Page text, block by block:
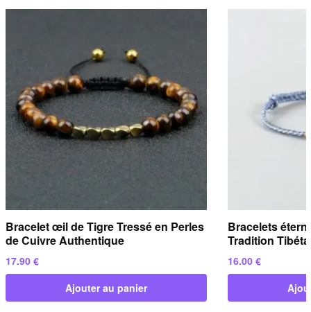
Bracelet œil de Tigre Tressé en Perles
de Cuivre Authentique
17.90 €
Ajouter au panier
Bracelets
Tradition
16.00 €